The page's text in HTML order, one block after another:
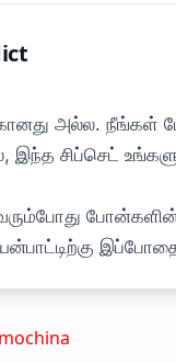
அல்ல. நீங்கள்
இந்த சிப்செட்
போன்களின்